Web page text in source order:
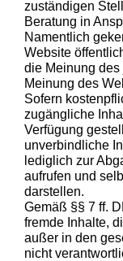
zuständigen
Beratung in
Namentlich
Website
die Meinung
Meinung des
Sofern
zugängliche
Verfügung
unverbindliche
lediglich zur
aufrufen und
darstellen.
Gemäß §§ 7 ff.
fremde Inhalte,
außer in den
nicht